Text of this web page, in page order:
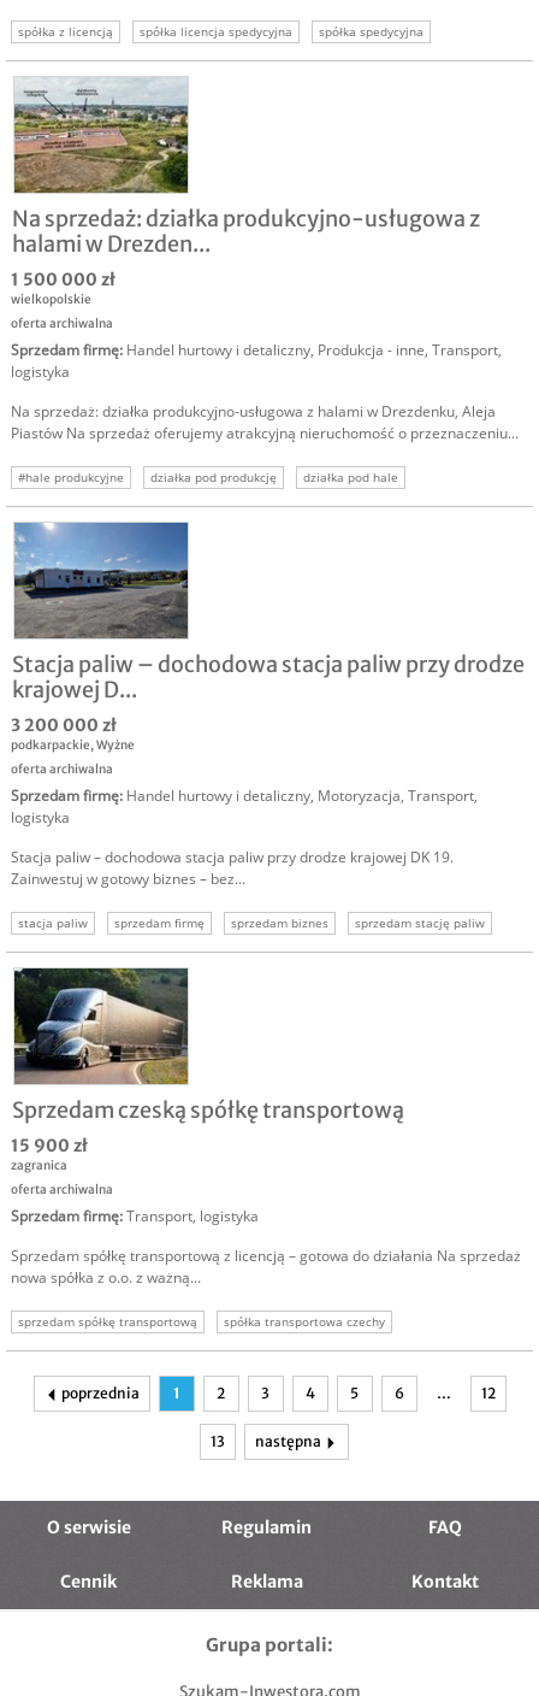
spółka z licencją spółka licencja spedycyjna
spółka spedycyjna
sprzedam spółkę spedycja
sprzedaż spółki
spółka na sprzedaż
sprzedam spółkę
Na sprzedaż: działka produkcyjno-usługowa z
halami w Drezden...
1 500 000 zł
wielkopolskie
oferta archiwalna
Sprzedam firmę: Handel hurtowy i detaliczny, Produkcja - inne, Transport,
logistyka
Na sprzedaż: działka produkcyjno-usługowa z halami w Drezdenku, Aleja
Piastów Na sprzedaż oferujemy atrakcyjną nieruchomość o przeznaczeniu...
#hale produkcyjne działka pod produkcję
działka pod hale
hale magazynowe
Stacja paliw – dochodowa stacja paliw przy drodze
krajowej D...
3 200 000 zł
podkarpackie,Wyżne
oferta archiwalna
Sprzedam firmę: Handel hurtowy i detaliczny, Motoryzacja, Transport,
logistyka
Stacja paliw – dochodowa stacja paliw przy drodze krajowej DK 19.
Zainwestuj w gotowy biznes – bez...
stacja paliw sprzedam firmę sprzedam biznes sprzedam stację paliw
Sprzedam czeską spółkę transportową
15 900 zł
zagranica
oferta archiwalna
Sprzedam firmę:Transport, logistyka
Sprzedam spółkę transportową z licencją – gotowa do działania Na sprzedaż
nowa spółka z o.o. z ważną...
sprzedam spółkę transportową spółka transportowa czechy
poprzednia 1 2 3 4 5 6 … 12
13 następna
O serwisie Regulamin FAQ
Cennik Reklama Kontakt
Grupa portali:
Szukam-Inwestora.com